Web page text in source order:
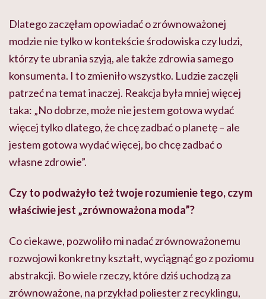
Dlatego zaczęłam opowiadać o zrównoważonej
modzie nie tylko w kontekście środowiska czy ludzi,
którzy te ubrania szyją, ale także zdrowia samego
konsumenta. I to zmieniło wszystko. Ludzie zaczęli
patrzeć na temat inaczej. Reakcja była mniej więcej
taka: „No dobrze, może nie jestem gotowa wydać
więcej tylko dlatego, że chcę zadbać o planetę – ale
jestem gotowa wydać więcej, bo chcę zadbać o
własne zdrowie”.
Czy to podważyło też twoje rozumienie tego, czym
właściwie jest „zrównoważona moda”?
Co ciekawe, pozwoliło mi nadać zrównoważonemu
rozwojowi konkretny kształt, wyciągnąć go z poziomu
abstrakcji. Bo wiele rzeczy, które dziś uchodzą za
zrównoważone, na przykład poliester z recyklingu,